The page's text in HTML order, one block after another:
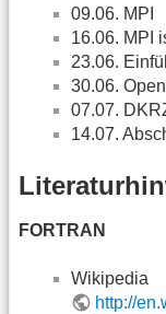
09.06. MPI
16.06. MPI
23.06.
30.06.
07.07.
14.07.
FORTRAN
http://